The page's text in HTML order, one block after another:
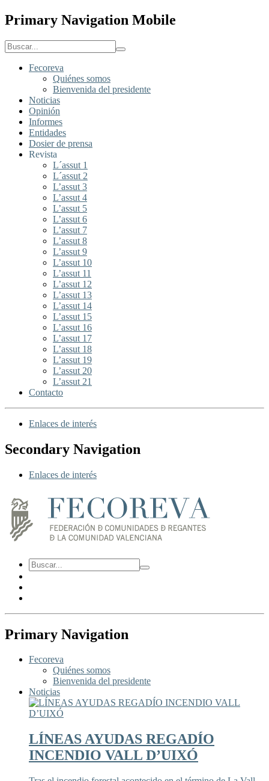
Primary Navigation Mobile
Fecoreva
Quiénes somos
Bienvenida del presidente
Noticias
Opinión
Informes
Entidades
Dosier de prensa
Revista
L´assut 1
L´assut 2
L’assut 3
L’assut 4
L’assut 5
L’assut 6
L’assut 7
L’assut 8
L’assut 9
L’assut 10
L’assut 11
L’assut 12
L’assut 13
L’assut 14
L’assut 15
L’assut 16
L’assut 17
L’assut 18
L’assut 19
L’assut 20
L’assut 21
Contacto
Enlaces de interés
Secondary Navigation
Enlaces de interés
Primary Navigation
Fecoreva
Quiénes somos
Bienvenida del presidente
Noticias
LÍNEAS AYUDAS REGADÍO
INCENDIO VALL D’UIXÓ